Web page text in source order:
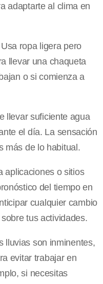
adaptarte al clima en
ropa ligera pero
llevar una chaqueta
o si comienza a
llevar suficiente agua
el día. La sensación
más de lo habitual.
aplicaciones o sitios
del tiempo en
cualquier cambio
tus actividades.
lluvias son inminentes,
evitar trabajar en
si necesitas